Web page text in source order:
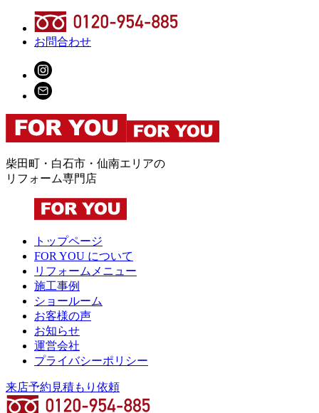
お問合わせ
柴田町・白石市・仙南エリアの
リフォーム専門店
トップページ
FOR YOU について
リフォームメニュー
施工事例
ショールーム
お客様の声
お知らせ
運営会社
プライバシーポリシー
来店予約 見積もり依頼